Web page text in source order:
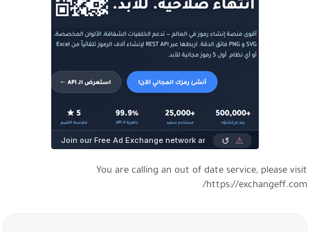
You are calling an out of date service, please visit
https://exchangeff.com/